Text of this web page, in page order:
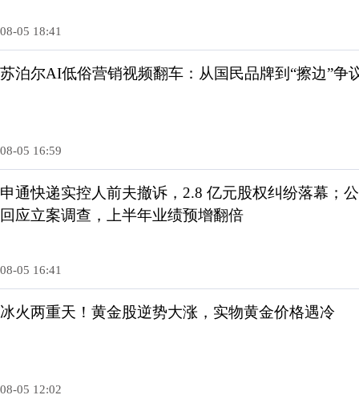
08-05 18:41
苏泊尔AI低俗营销视频翻车：从国民品牌到“擦边”争
08-05 16:59
申通快递实控人前夫撤诉，2.8 亿元股权纠纷落幕；
回应立案调查，上半年业绩预增翻倍
08-05 16:41
冰火两重天！黄金股逆势大涨，实物黄金价格遇冷
08-05 12:02